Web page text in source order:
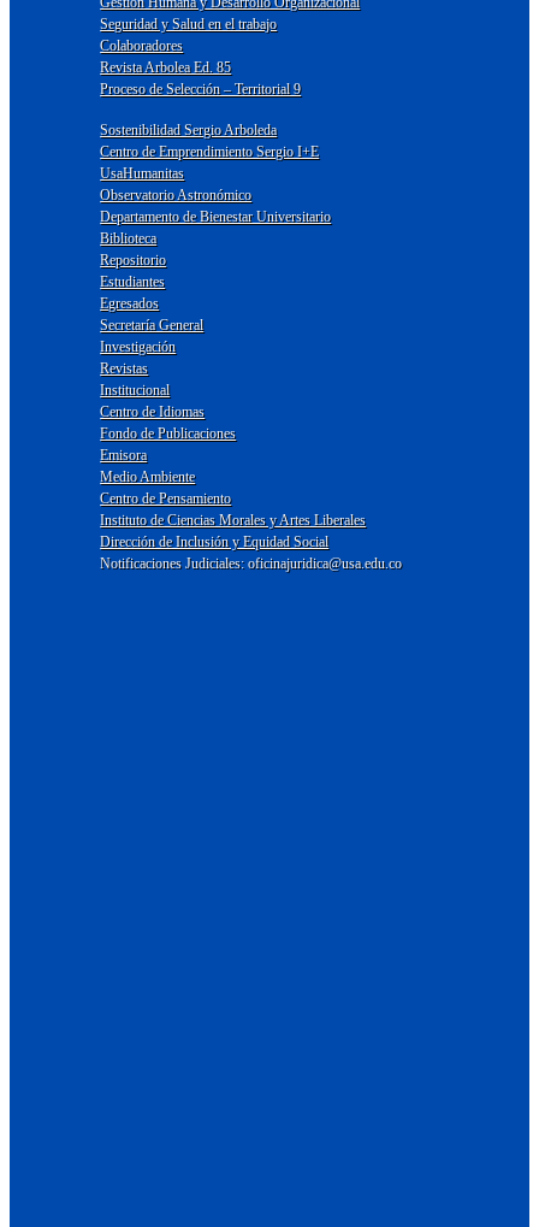
Seguridad y Salud en el trabajo
Colaboradores
Revista Arbolea Ed. 85
Proceso de Selección – Territorial 9
Sostenibilidad Sergio Arboleda
Centro de Emprendimiento Sergio I+E
UsaHumanitas
Observatorio Astronómico
Departamento de Bienestar Universitario
Biblioteca
Repositorio
Estudiantes
Egresados
Secretaría General
Investigación
Revistas
Institucional
Centro de Idiomas
Fondo de Publicaciones
Emisora
Medio Ambiente
Centro de Pensamiento
Instituto de Ciencias Morales y Artes Liberales
Dirección de Inclusión y Equidad Social
Notificaciones Judiciales: oficinajuridica@usa.edu.co